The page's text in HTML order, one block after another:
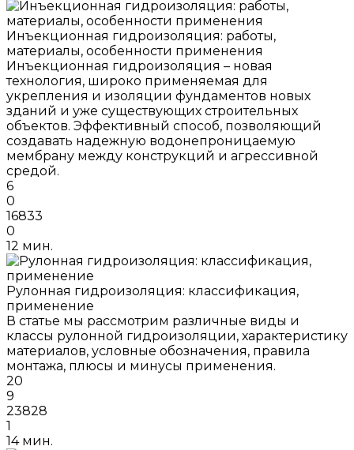
Инъекционная гидроизоляция: работы,
материалы, особенности применения
Инъекционная гидроизоляция – новая
технология, широко применяемая для
укрепления и изоляции фундаментов новых
зданий и уже существующих строительных
объектов. Эффективный способ, позволяющий
создавать надежную водонепроницаемую
мембрану между конструкций и агрессивной
средой.
6
0
16833
0
12 мин.
Рулонная гидроизоляция: классификация,
применение
В статье мы рассмотрим различные виды и
классы рулонной гидроизоляции, характеристику
материалов, условные обозначения, правила
монтажа, плюсы и минусы применения.
20
9
23828
1
14 мин.